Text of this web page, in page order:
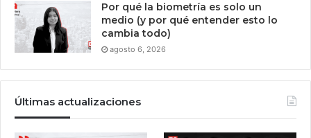
Por qué la biometría es solo un
medio (y por qué entender esto lo
cambia todo)
agosto 6, 2026
Últimas actualizaciones